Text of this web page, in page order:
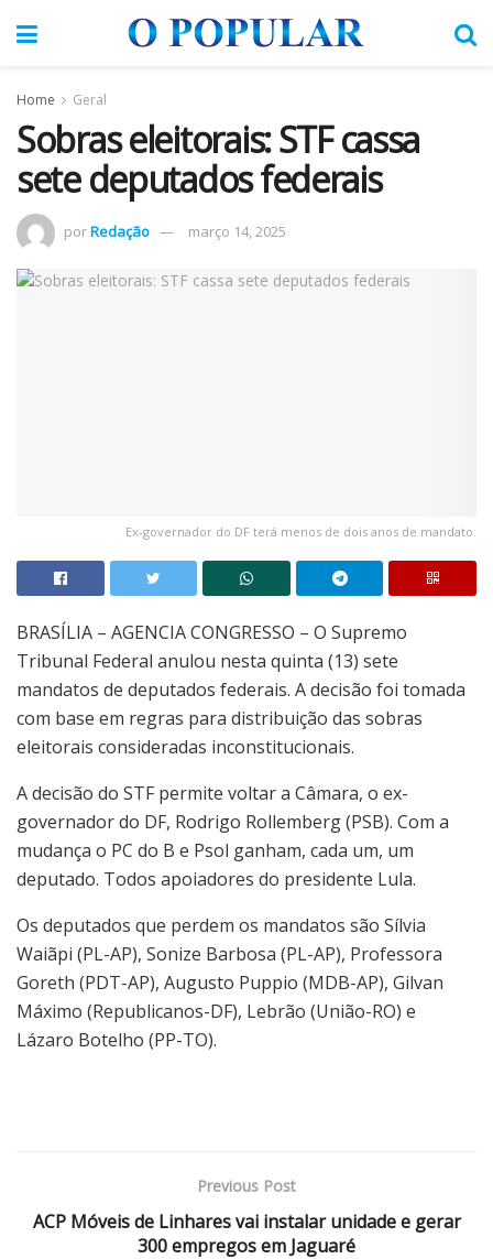
Home Geral
Sobras eleitorais: STF cassa
sete deputados federais
porRedação março 14, 2025
Ex-governador do DF terá menos de dois anos de mandato.
BRASÍLIA – AGENCIA CONGRESSO – O Supremo
Tribunal Federal anulou nesta quinta (13) sete
mandatos de deputados federais. A decisão foi tomada
com base em regras para distribuição das sobras
eleitorais consideradas inconstitucionais.
A decisão do STF permite voltar a Câmara, o ex-
governador do DF, Rodrigo Rollemberg (PSB). Com a
mudança o PC do B e Psol ganham, cada um, um
deputado. Todos apoiadores do presidente Lula.
Os deputados que perdem os mandatos são Sílvia
Waiãpi (PL-AP), Sonize Barbosa (PL-AP), Professora
Goreth (PDT-AP), Augusto Puppio (MDB-AP), Gilvan
Máximo (Republicanos-DF), Lebrão (União-RO) e
Lázaro Botelho (PP-TO).
Previous Post
ACP Móveis de Linhares vai instalar unidade e gerar
300 empregos em Jaguaré